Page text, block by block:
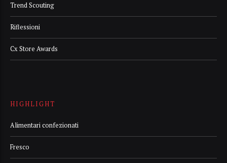
Trend Scouting
Riflessioni
Cx Store Awards
HIGHLIGHT
Alimentari confezionati
Fresco